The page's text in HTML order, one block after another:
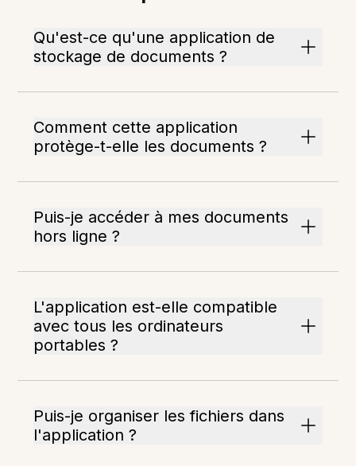
Qu'est-ce qu'une application de
stockage de documents ?
Comment cette application
protège-t-elle les documents ?
Puis-je accéder à mes documents
hors ligne ?
L'application est-elle compatible
avec tous les ordinateurs
portables ?
Puis-je organiser les fichiers dans
l'application ?